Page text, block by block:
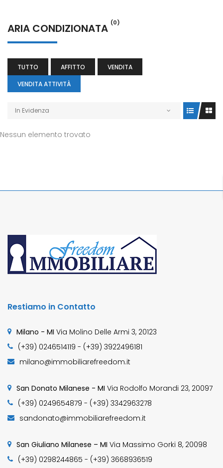
ARIA CONDIZIONATA (0)
TUTTO AFFITTO
VENDITA
VENDITA ATTIVITÀ
In Evidenza
Nessun elemento trovato
Restiamo in Contatto
Milano - MI Via Molino Delle Armi 3, 20123
(+39) 0246514119 - (+39) 3922496181
milano@immobiliarefreedom.it
San Donato Milanese - MI Via Rodolfo Morandi 23, 20097
(+39) 0249654879 - (+39) 3342963278
sandonato@immobiliarefreedom.it
San Giuliano Milanese – MI Via Massimo Gorki 8, 20098
(+39) 0298244865 - (+39) 3668936519